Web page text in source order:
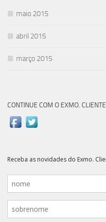
maio 2015
abril 2015
março 2015
CONTINUE COM O EXMO. CLIENTE